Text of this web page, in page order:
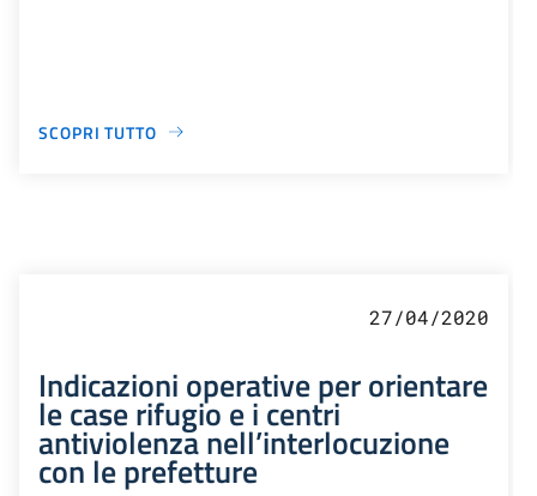
SCOPRI TUTTO
27/04/2020
Indicazioni operative per orientare
le case rifugio e i centri
antiviolenza nell’interlocuzione
con le prefetture